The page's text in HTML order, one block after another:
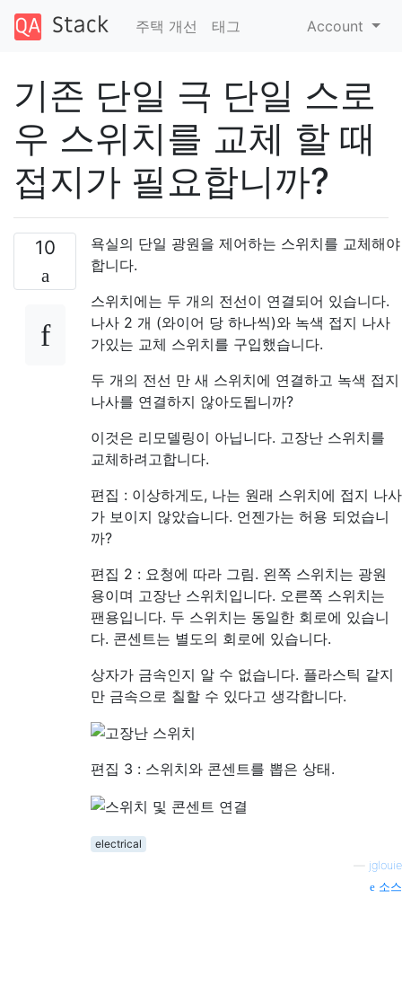
주택 개선 태그 Account
기존 단일 극 단일 스로
우 스위치를 교체 할 때
접지가 필요합니까?
10
욕실의 단일 광원을 제어하는 ​​스위치를 교체해야
합니다.
스위치에는 두 개의 전선이 연결되어 있습니다.
나사 2 개 (와이어 당 하나씩)와 녹색 접지 나사
가있는 교체 스위치를 구입했습니다.
두 개의 전선 만 새 스위치에 연결하고 녹색 접지
나사를 연결하지 않아도됩니까?
이것은 리모델링이 아닙니다. 고장난 스위치를
교체하려고합니다.
편집 : 이상하게도, 나는 원래 스위치에 접지 나사
가 보이지 않았습니다. 언젠가는 허용 되었습니
까?
편집 2 : 요청에 따라 그림. 왼쪽 스위치는 광원
용이며 고장난 스위치입니다. 오른쪽 스위치는
팬용입니다. 두 스위치는 동일한 회로에 있습니
다. 콘센트는 별도의 회로에 있습니다.
상자가 금속인지 알 수 없습니다. 플라스틱 같지
만 금속으로 칠할 수 있다고 생각합니다.
편집 3 : 스위치와 콘센트를 뽑은 상태.
electrical
jglouie
소스